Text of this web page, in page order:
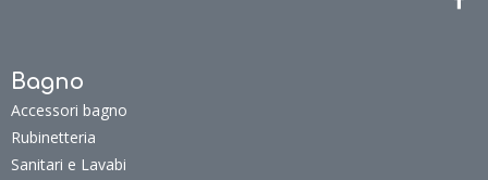
Bagno
Accessori bagno
Rubinetteria
Sanitari e Lavabi